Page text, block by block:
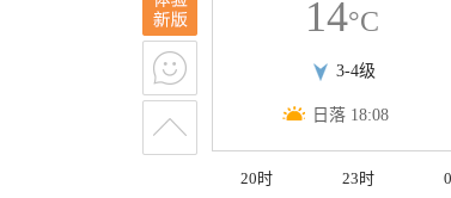
14°C
3-4级
日落 18:08
20时 23时